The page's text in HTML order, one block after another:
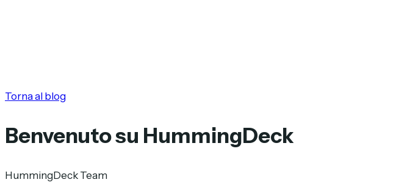
Torna al blog
Benvenuto su HummingDeck
HummingDeck Team